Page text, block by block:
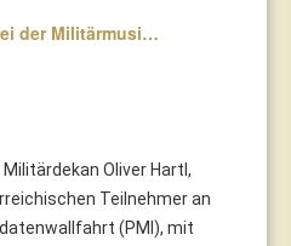
der Militärmusi…
Oliver Hartl,
Teilnehmer an
(PMI), mit